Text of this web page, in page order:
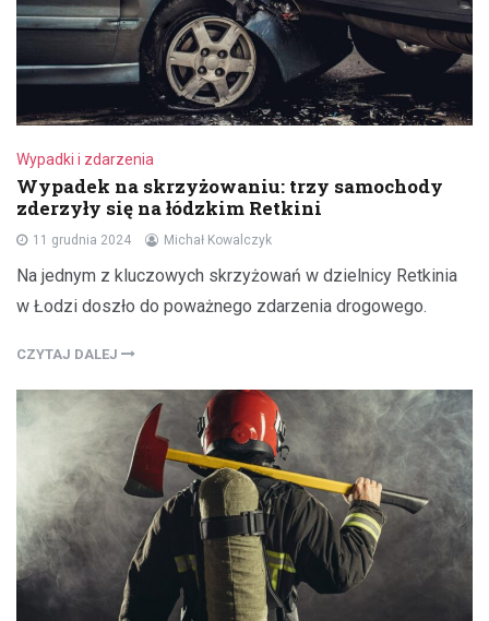
Wypadki i zdarzenia
Wypadek na skrzyżowaniu: trzy samochody
zderzyły się na łódzkim Retkini
11 grudnia 2024 Michał Kowalczyk
Na jednym z kluczowych skrzyżowań w dzielnicy Retkinia
w Łodzi doszło do poważnego zdarzenia drogowego.
CZYTAJ DALEJ